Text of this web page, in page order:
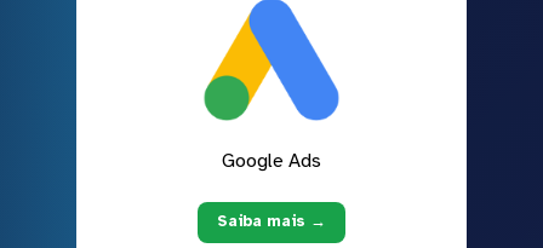
Google Ads
Saiba mais →